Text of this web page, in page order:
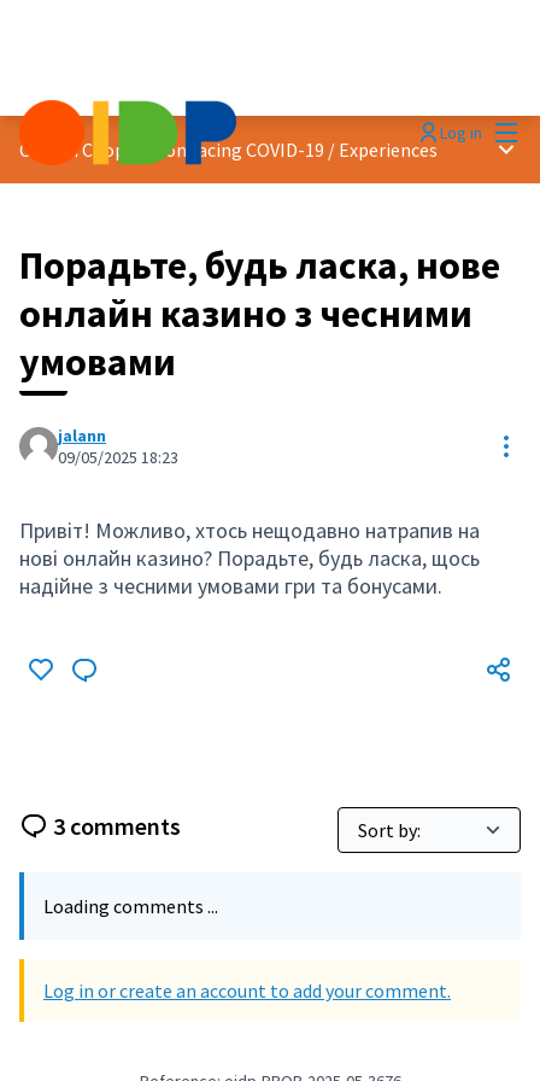
Log in
Citizen Cooperation facing COVID-19 / Experiences Main
Порадьте, будь ласка, нове
онлайн казино з чесними
умовами
jalann
09/05/2025 18:23
Привіт! Можливо, хтось нещодавно натрапив на
нові онлайн казино? Порадьте, будь ласка, щось
надійне з чесними умовами гри та бонусами.
3 comments
Loading comments ...
Log in or create an account to add your comment.